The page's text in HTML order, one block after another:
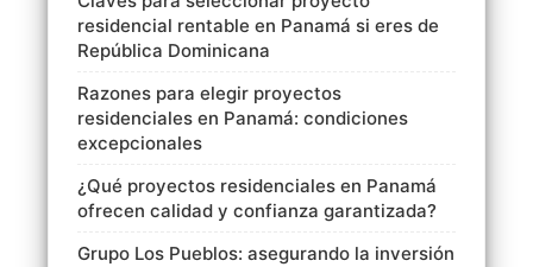
residencial rentable en Panamá si eres de
República Dominicana
Razones para elegir proyectos
residenciales en Panamá: condiciones
excepcionales
¿Qué proyectos residenciales en Panamá
ofrecen calidad y confianza garantizada?
Grupo Los Pueblos: asegurando la inversión